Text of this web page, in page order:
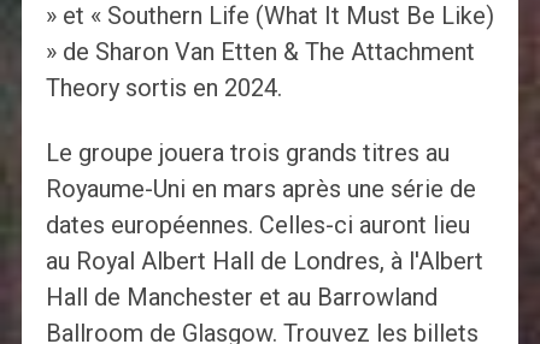
» et « Southern Life (What It Must Be Like)
» de Sharon Van Etten & The Attachment
Theory sortis en 2024.
Le groupe jouera trois grands titres au
Royaume-Uni en mars après une série de
dates européennes. Celles-ci auront lieu
au Royal Albert Hall de Londres, à l'Albert
Hall de Manchester et au Barrowland
Ballroom de Glasgow. Trouvez les billets